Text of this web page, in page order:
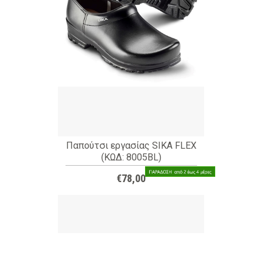
Παπούτσι εργασίας SIKA FLEX
(ΚΩΔ: 8005BL)
€78,00